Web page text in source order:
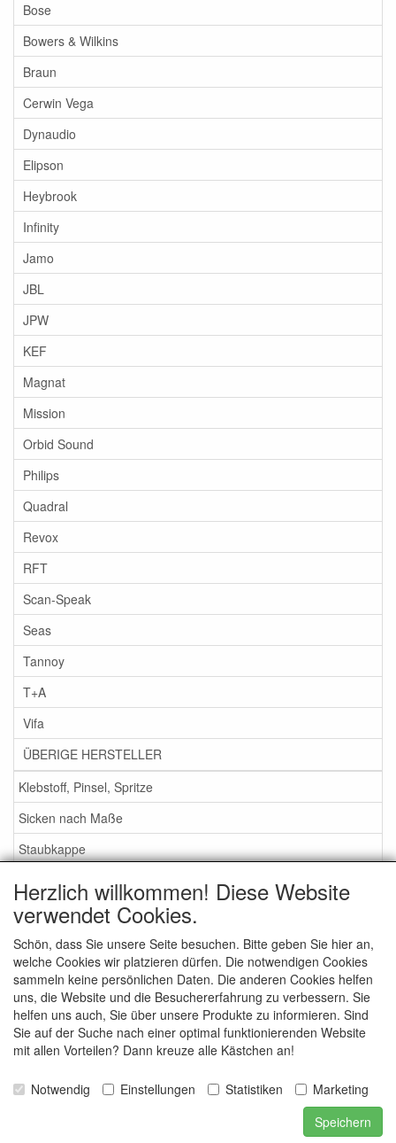
Bose
Bowers & Wilkins
Braun
Cerwin Vega
Dynaudio
Elipson
Heybrook
Infinity
Jamo
JBL
JPW
KEF
Magnat
Mission
Orbid Sound
Philips
Quadral
Revox
RFT
Scan-Speak
Seas
Tannoy
T+A
Vifa
ÜBERIGE HERSTELLER
Klebstoff, Pinsel, Spritze
Sicken nach Maße
Staubkappe
Service
Schaumstoff oder Gummi Sicken?
Wichtig bei Bestellung
Nachrichten
Kontakt
Allgemeine Verkaufsbedingungen
Herzlich willkommen! Diese Website
verwendet Cookies.
Schön, dass Sie unsere Seite besuchen. Bitte geben Sie hier an,
welche Cookies wir platzieren dürfen. Die notwendigen Cookies
sammeln keine persönlichen Daten. Die anderen Cookies helfen
uns, die Website und die Besuchererfahrung zu verbessern. Sie
helfen uns auch, Sie über unsere Produkte zu informieren. Sind
Sie auf der Suche nach einer optimal funktionierenden Website
mit allen Vorteilen? Dann kreuze alle Kästchen an!
Notwendig Einstellungen Statistiken
Marketing
Speichern